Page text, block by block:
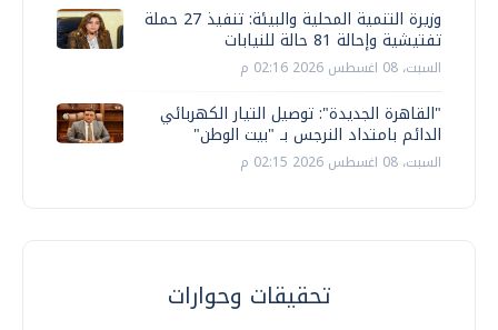
وزيرة التنمية المحلية والبيئة: تنفيذ 27 حملة
تفتيشية وإحالة 81 حالة للنيابات
السبت، 08 اغسطس 2026 02:16 م
"القاهرة الجديدة": توصيل التيار الكهربائي
الدائم بامتداد النرجس بـ "بيت الوطن"
السبت، 08 اغسطس 2026 02:15 م
تحقيقات وحوارات